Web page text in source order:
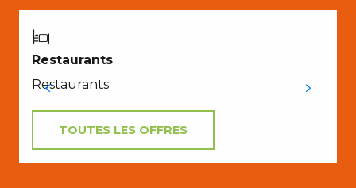
Restaurants
Restaurants
TOUTES LES OFFRES